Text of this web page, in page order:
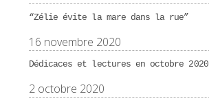
“Zélie évite la mare dans la rue”
16 novembre 2020
Dédicaces et lectures en octobre 2020
2 octobre 2020